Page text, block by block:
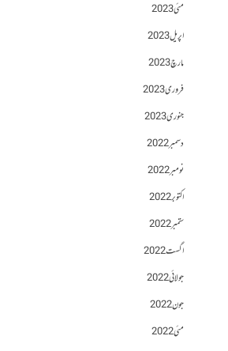
مئی 2023
اپریل 2023
مارچ 2023
فروری 2023
جنوری 2023
دسمبر 2022
نومبر 2022
اکتوبر 2022
ستمبر 2022
اگست 2022
جولائی 2022
جون 2022
مئی 2022